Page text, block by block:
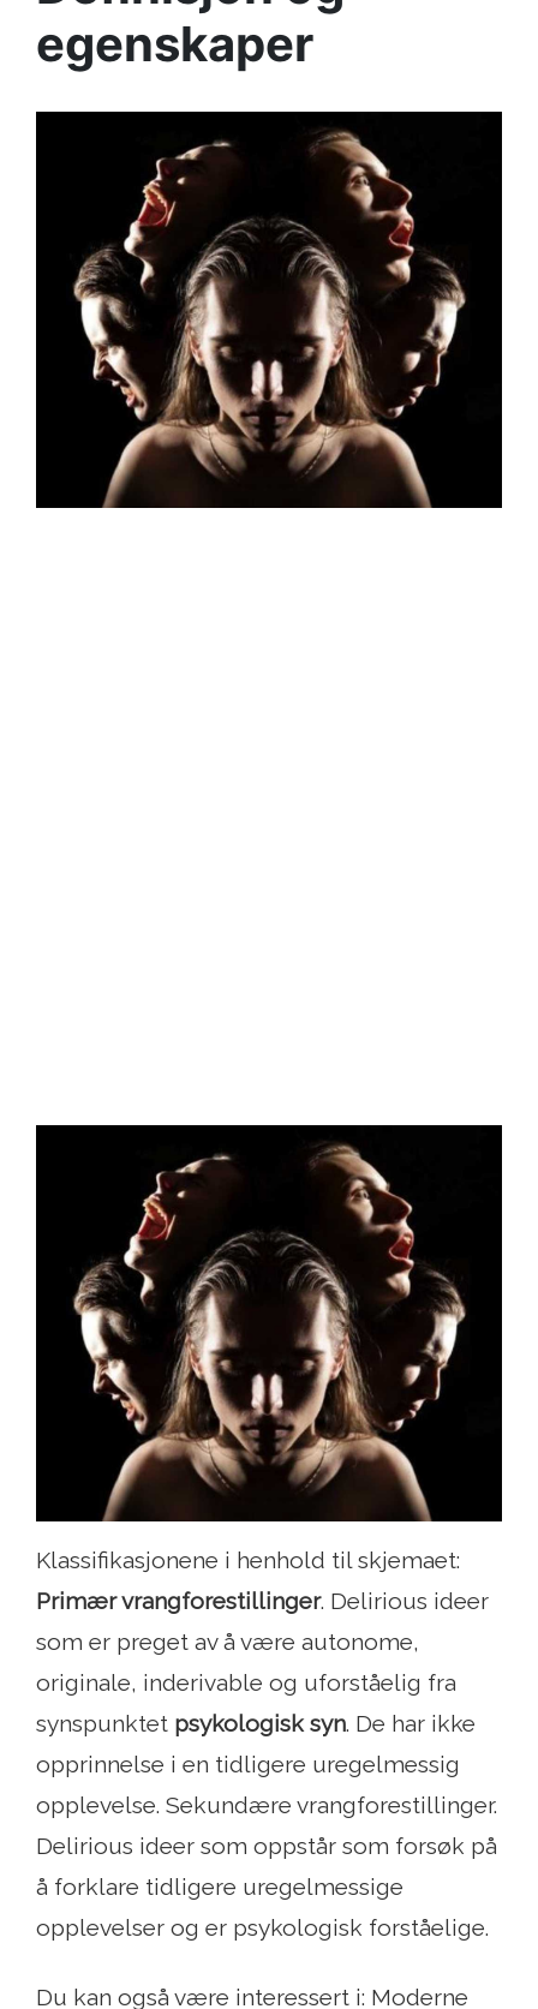
egenskaper
Klassifikasjonene i henhold til skjemaet:
Primær vrangforestillinger. Delirious ideer
som er preget av å være autonome,
originale, inderivable og uforståelig fra
synspunktet psykologisk syn. De har ikke
opprinnelse i en tidligere uregelmessig
opplevelse. Sekundære vrangforestillinger.
Delirious ideer som oppstår som forsøk på
å forklare tidligere uregelmessige
opplevelser og er psykologisk forståelige.
Du kan også være interessert i: Moderne